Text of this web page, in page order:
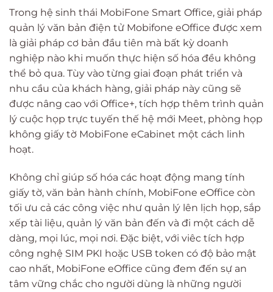
Trong hệ sinh thái MobiFone Smart Office, giải pháp
quản lý văn bản điện tử Mobifone eOffice được xem
là giải pháp cơ bản đầu tiên mà bất kỳ doanh
nghiệp nào khi muốn thực hiện số hóa đều không
thể bỏ qua. Tùy vào từng giai đoạn phát triển và
nhu cầu của khách hàng, giải pháp này cũng sẽ
được nâng cao với Office+, tích hợp thêm trình quản
lý cuộc họp trực tuyến thế hệ mới Meet, phòng họp
không giấy tờ MobiFone eCabinet một cách linh
hoạt.
Không chỉ giúp số hóa các hoạt động mang tính
giấy tờ, văn bản hành chính, MobiFone eOffice còn
tối ưu cả các công việc như quản lý lên lịch họp, sắp
xếp tài liệu, quản lý văn bản đến và đi một cách dễ
dàng, mọi lúc, mọi nơi. Đặc biệt, với viêc tích hợp
công nghệ SIM PKI hoặc USB token có độ bảo mật
cao nhất, MobiFone eOffice cũng đem đến sự an
tâm vững chắc cho người dùng là những người